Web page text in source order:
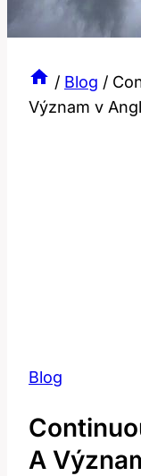
/ Blog /
Význam v
Blog
A